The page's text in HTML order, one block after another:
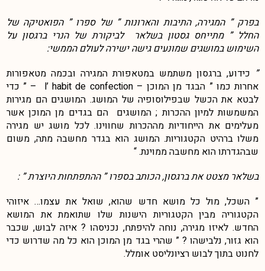
בפרק ” המגירה, התיבות והארונות ” של ספרו ” הפואטיקה של
החלל ” מתייחס גסטון בשלאר לביקורת של הנרי ברגסון על
השימוש במושגים שמונעים גישה ישירה לעולם הממשי:
” כידוע, ברגסון משתמש במטאפורת המגירה ובכמה מטאפורות
אחרות כמו ” הבגד מן המוכן – l’ habit de confection – ” כדי
לבטא את הכשל שבפילוסופיה של המושג. המושגים הם מגירות
המשמשות למיון ההכרות ; המושגים הם בגדים מן המוכן אשר
מעלימים את הייחודיות מההכרות שחווינו. לכל מושג יש מגירה
משלו ברהיט הקטגוריות. המושג הוא בגדר מחשבה מתה, משום
שבהגדרתו הוא מחשבה ממוינת. “
בשלאר מצטט את ברגסון, הכותב בספרו ” ההתפתחות היוצרת ” :
” השכל, מול כל מושא חדש שהוא, שואל את עצמו… איזוהי
הקטגוריה מבין הקטגוריות הישנות שלו שתואמת את המושא
החדש. לאיזו מגירה, נוחה להיפתח, נכניסהו ? איזה לבוש, שכבר
הוא גזור, נלבישהו ? ” שהרי בגד מן המוכן הוא כל מה שדרוש כדי
לחנוט בתוך לבוש רציונליסט אומלל.